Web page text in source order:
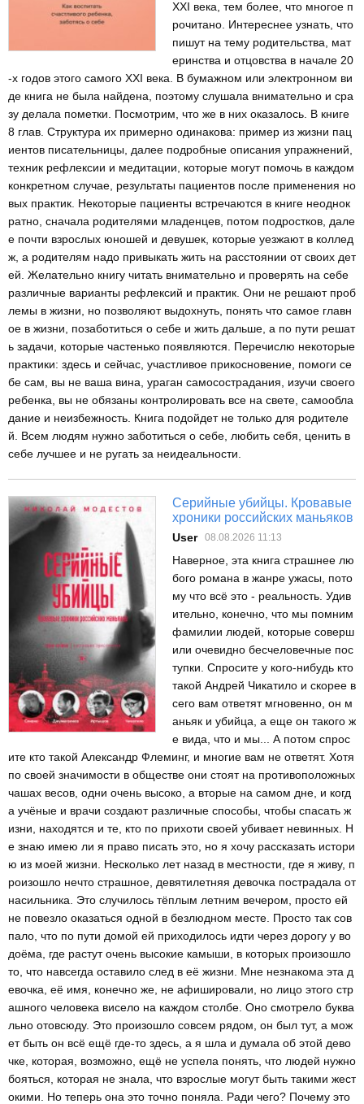
XXI века, тем более, что многое п
рочитано. Интереснее узнать, что
пишут на тему родительства, мат
еринства и отцовства в начале 20
-х годов этого самого XXI века. В бумажном или электронном ви
де книга не была найдена, поэтому слушала внимательно и сра
зу делала пометки. Посмотрим, что же в них оказалось. В книге
8 глав. Структура их примерно одинакова: пример из жизни пац
иентов писательницы, далее подробные описания упражнений,
техник рефлексии и медитации, которые могут помочь в каждом
конкретном случае, результаты пациентов после применения но
вых практик. Некоторые пациенты встречаются в книге неоднок
ратно, сначала родителями младенцев, потом подростков, дале
е почти взрослых юношей и девушек, которые уезжают в коллед
ж, а родителям надо привыкать жить на расстоянии от своих дет
ей. Желательно книгу читать внимательно и проверять на себе
различные варианты рефлексий и практик. Они не решают проб
лемы в жизни, но позволяют выдохнуть, понять что самое главн
ое в жизни, позаботиться о себе и жить дальше, а по пути решат
ь задачи, которые частенько появляются. Перечислю некоторые
практики: здесь и сейчас, участливое прикосновение, помоги се
бе сам, вы не ваша вина, ураган самосострадания, изучи своего
ребенка, вы не обязаны контролировать все на свете, самообла
дание и неизбежность. Книга подойдет не только для родителе
й. Всем людям нужно заботиться о себе, любить себя, ценить в
себе лучшее и не ругать за неидеальности.
Серийные убийцы. Кровавые
хроники российских маньяков
User 08.08.2026 11:13
Наверное, эта книга страшнее лю
бого романа в жанре ужасы, пото
му что всё это - реальность. Удив
ительно, конечно, что мы помним
фамилии людей, которые соверш
или очевидно бесчеловечные пос
тупки. Спросите у кого-нибудь кто
такой Андрей Чикатило и скорее в
сего вам ответят мгновенно, он м
аньяк и убийца, а еще он такого ж
е вида, что и мы... А потом спрос
ите кто такой Александр Флеминг, и многие вам не ответят. Хотя
по своей значимости в обществе они стоят на противоположных
чашах весов, одни очень высоко, а вторые на самом дне, и когд
а учёные и врачи создают различные способы, чтобы спасать ж
изни, находятся и те, кто по прихоти своей убивает невинных. Н
е знаю имею ли я право писать это, но я хочу рассказать истори
ю из моей жизни. Несколько лет назад в местности, где я живу, п
роизошло нечто страшное, девятилетняя девочка пострадала от
насильника. Это случилось тёплым летним вечером, просто ей
не повезло оказаться одной в безлюдном месте. Просто так сов
пало, что по пути домой ей приходилось идти через дорогу у во
доёма, где растут очень высокие камыши, в которых произошло
то, что навсегда оставило след в её жизни. Мне незнакома эта д
евочка, её имя, конечно же, не афишировали, но лицо этого стр
ашного человека висело на каждом столбе. Оно смотрело буква
льно отовсюду. Это произошло совсем рядом, он был тут, а мож
ет быть он всё ещё где-то здесь, а я шла и думала об этой дево
чке, которая, возможно, ещё не успела понять, что людей нужно
бояться, которая не знала, что взрослые могут быть такими жест
окими. Но теперь она это точно поняла. Ради чего? Почему это